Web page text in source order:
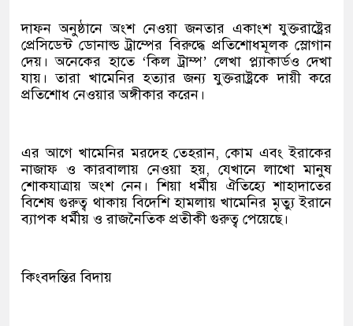
দাফন অনুষ্ঠানে অংশ নেওয়া জনতার একাংশ যুক্তরাষ্ট্রের
প্রেসিডেন্ট ডোনাল্ড ট্রাম্পের বিরুদ্ধে প্রতিশোধমূলক স্লোগান
দেয়। অনেকের হাতে ‘কিল ট্রাম্প’ লেখা প্ল্যাকার্ডও দেখা
যায়। তারা খামেনির হত্যার জন্য যুক্তরাষ্ট্রকে দায়ী করে
প্রতিশোধ নেওয়ার অঙ্গীকার করেন।
এর আগে খামেনির মরদেহ তেহরান, কোম এবং ইরাকের
নাজাফ ও কারবালায় নেওয়া হয়, যেখানে লাখো মানুষ
শোকযাত্রায় অংশ নেন। শিয়া ধর্মীয় ঐতিহ্যে শাহাদাতের
বিশেষ গুরুত্ব থাকায় বিদেশি হামলায় খামেনির মৃত্যু ইরানে
ব্যাপক ধর্মীয় ও রাজনৈতিক প্রতীকী গুরুত্ব পেয়েছে।
কিংবদন্তির বিদায়